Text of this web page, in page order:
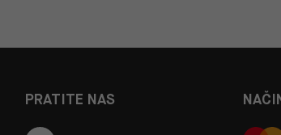
PRATITE NAS